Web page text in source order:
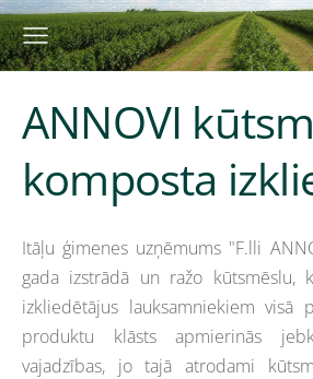
ANNOVI
komposta
Itāļu ģimenes uzņēmums "F.lli
gada izstrādā un ražo kūtsmēslu,
izkliedētājus lauksamniekiem visā
produktu klāsts apmierinās
vajadzības, jo tajā atrodami